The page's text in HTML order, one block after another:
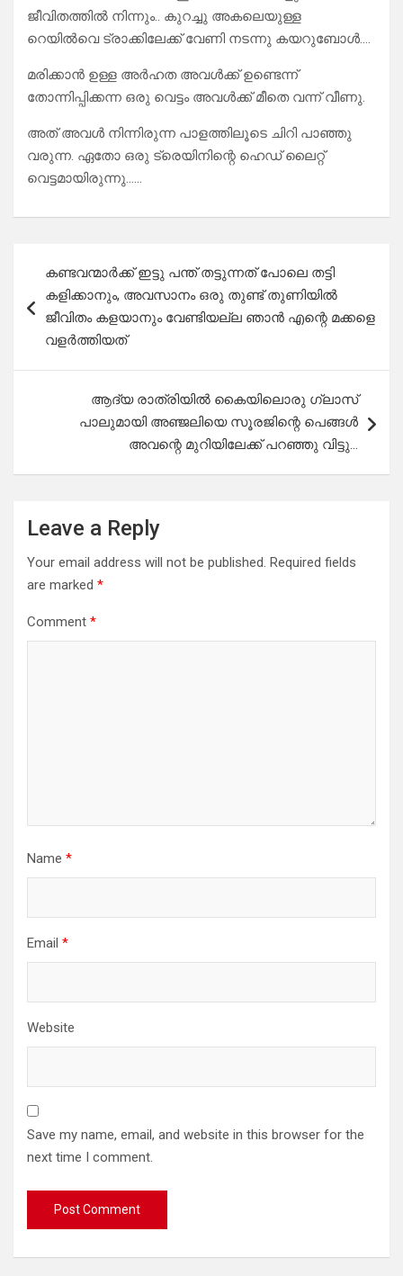
ജീവിതത്തിൽ നിന്നും.. കുറച്ചു അകലെയുള്ള
റെയിൽവെ ട്രാക്കിലേക്ക് വേണി നടന്നു കയറുബോൾ….
മരിക്കാൻ ഉള്ള അർഹത അവൾക്ക് ഉണ്ടെന്ന്
തോന്നിപ്പിക്കന്ന ഒരു വെട്ടം അവൾക്ക് മീതെ വന്ന് വീണു.
അത് അവൾ നിന്നിരുന്ന പാളത്തിലൂടെ ചിറി പാഞ്ഞു
വരുന്ന. ഏതോ ഒരു ട്രെയിനിന്റെ ഹെഡ് ലൈറ്റ്
വെട്ടമായിരുന്നു……
navigation
കണ്ടവന്മാർക്ക് ഇട്ടു പന്ത് തട്ടുന്നത് പോലെ തട്ടി
കളിക്കാനും, അവസാനം ഒരു തുണ്ട് തുണിയിൽ
ജീവിതം കളയാനും വേണ്ടിയല്ല ഞാൻ എന്റെ മക്കളെ
വളർത്തിയത്
ആദ്യ രാത്രിയിൽ കൈയിലൊരു ഗ്ലാസ്
പാലുമായി അഞ്ജലിയെ സൂരജിന്റെ പെങ്ങൾ
അവന്റെ മുറിയിലേക്ക് പറഞ്ഞു വിട്ടു…
Leave a Reply
Your email address will not be published. Required fields
are marked *
Comment *
Name *
Email *
Website
Save my name, email, and website in this browser for the
next time I comment.